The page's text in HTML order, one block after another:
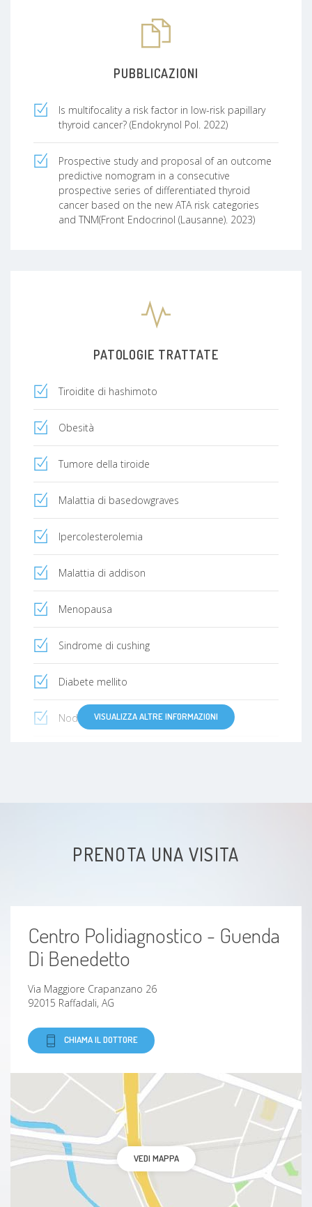
PUBBLICAZIONI
Is multifocality a risk factor in low-risk papillary
thyroid cancer? (Endokrynol Pol. 2022)
Prospective study and proposal of an outcome
predictive nomogram in a consecutive
prospective series of differentiated thyroid
cancer based on the new ATA risk categories
and TNM(Front Endocrinol (Lausanne). 2023)
PATOLOGIE TRATTATE
Tiroidite di hashimoto
Obesità
Tumore della tiroide
Malattia di basedowgraves
Ipercolesterolemia
Malattia di addison
Menopausa
Sindrome di cushing
Diabete mellito
Noduli tiroidei
Ipoglicemia
Ipotiroidismo
Adenoma ipofisario
Disturbi delle ghiandole paratiroidee
Iperparatiroidismo
Ipoparatiroidismo
VISUALIZZA ALTRE INFORMAZIONI
PRENOTA UNA VISITA
Centro Polidiagnostico - Guenda
Di Benedetto
Via Maggiore Crapanzano 26
92015 Raffadali, AG
CHIAMA IL DOTTORE
VEDI MAPPA